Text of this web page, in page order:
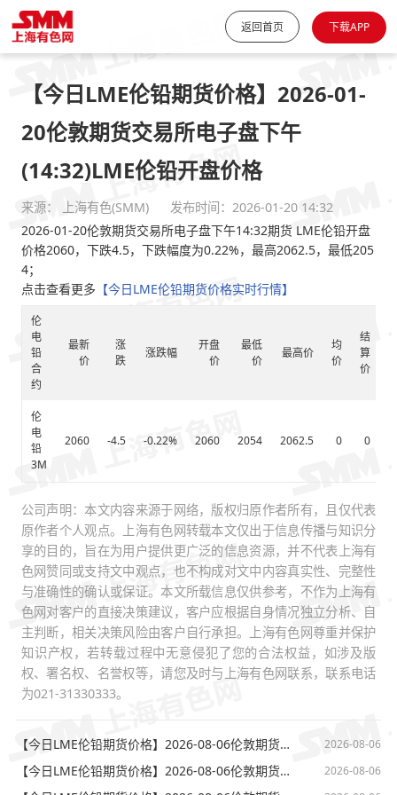
返回首页 下载APP
【今日LME伦铅期货价格】2026-01-
20伦敦期货交易所电子盘下午
(14:32)LME伦铅开盘价格
来源： 上海有色(SMM)
发布时间：2026-01-20 14:32
2026-01-20伦敦期货交易所电子盘下午14:32期货 LME伦铅开盘
价格2060，下跌4.5，下跌幅度为0.22%，最高2062.5，最低205
4；
点击查看更多 【今日LME伦铅期货价格实时行情】
伦
电
铅
合
约
最新
价
涨
跌
涨跌幅
开盘
价
最低
价
最高价
均
价
结
算
价
伦
电
铅
3M
2060 -4.5 -0.22% 2060 2054 2062.5 0 0
公司声明：本文内容来源于网络，版权归原作者所有，且仅代表
原作者个人观点。上海有色网转载本文仅出于信息传播与知识分
享的目的，旨在为用户提供更广泛的信息资源，并不代表上海有
色网赞同或支持文中观点，也不构成对文中内容真实性、完整性
与准确性的确认或保证。本文所载信息仅供参考，不作为上海有
色网对客户的直接决策建议，客户应根据自身情况独立分析、自
主判断，相关决策风险由客户自行承担。上海有色网尊重并保护
知识产权，若转载过程中无意侵犯了您的合法权益，如涉及版
权、署名权、名誉权等，请您及时与上海有色网联系，联系电话
为021-31330333。
【今日LME伦铅期货价格】2026-08-06伦敦期货交易所电子盘下午(17:32)LME伦铅收盘价格 2026-08-06
【今日LME伦铅期货价格】2026-08-06伦敦期货交易所电子盘下午(16:32)LME伦铅最新价格 2026-08-06